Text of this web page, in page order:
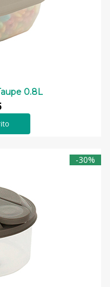
0.8L
-30%